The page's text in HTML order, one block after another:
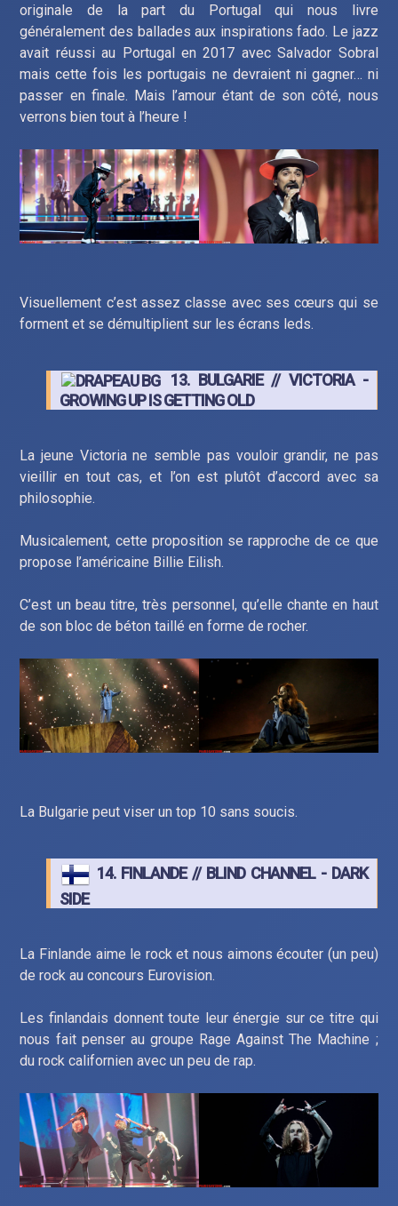
originale de la part du Portugal qui nous livre
généralement des ballades aux inspirations fado. Le jazz
avait réussi au Portugal en 2017 avec Salvador Sobral
mais cette fois les portugais ne devraient ni gagner… ni
passer en finale. Mais l’amour étant de son côté, nous
verrons bien tout à l’heure !
Visuellement c’est assez classe avec ses cœurs qui se
forment et se démultiplient sur les écrans leds.
13. BULGARIE // VICTORIA -
GROWING UP IS GETTING OLD
La jeune Victoria ne semble pas vouloir grandir, ne pas
vieillir en tout cas, et l’on est plutôt d’accord avec sa
philosophie.
Musicalement, cette proposition se rapproche de ce que
propose l’américaine Billie Eilish.
C’est un beau titre, très personnel, qu’elle chante en haut
de son bloc de béton taillé en forme de rocher.
La Bulgarie peut viser un top 10 sans soucis.
14. FINLANDE // BLIND CHANNEL - DARK
SIDE
La Finlande aime le rock et nous aimons écouter (un peu)
de rock au concours Eurovision.
Les finlandais donnent toute leur énergie sur ce titre qui
nous fait penser au groupe Rage Against The Machine ;
du rock californien avec un peu de rap.